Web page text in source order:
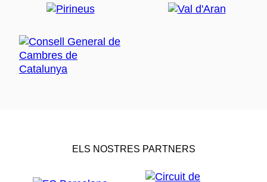
ELS NOSTRES PARTNERS